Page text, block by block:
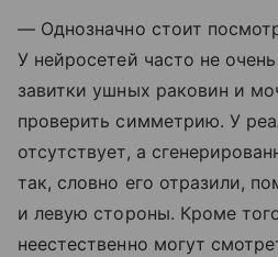
— Однозначно стоит
У нейросетей часто не
завитки ушных раковин и
проверить симметрию. У
отсутствует, а
так, словно его отразили,
и левую стороны. Кроме
неестественно могут